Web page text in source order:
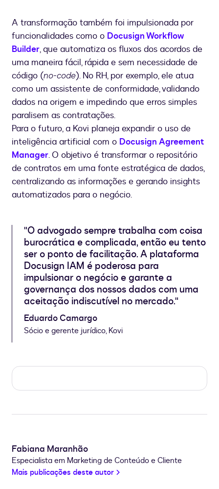
A transformação também foi impulsionada por
funcionalidades como o Docusign Workflow
Builder, que automatiza os fluxos dos acordos de
uma maneira fácil, rápida e sem necessidade de
código (no-code). No RH, por exemplo, ele atua
como um assistente de conformidade, validando
dados na origem e impedindo que erros simples
paralisem as contratações.
Para o futuro, a Kovi planeja expandir o uso de
inteligência artificial com o Docusign Agreement
Manager. O objetivo é transformar o repositório
de contratos em uma fonte estratégica de dados,
centralizando as informações e gerando insights
automatizados para o negócio.
"O advogado sempre trabalha com coisa
burocrática e complicada, então eu tento
ser o ponto de facilitação. A plataforma
Docusign IAM é poderosa para
impulsionar o negócio e garante a
governança dos nossos dados com uma
aceitação indiscutível no mercado."
Eduardo Camargo
Sócio e gerente jurídico, Kovi
Fabiana Maranhão
Especialista em Marketing de Conteúdo e Cliente
Mais publicações deste autor